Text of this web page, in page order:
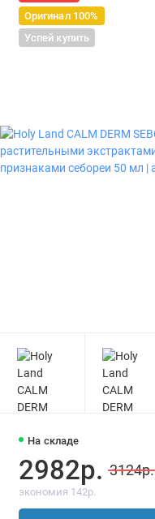
Оригинал 100%
Успей купить
На складе
2982р. 3124р.
экономия 142р.